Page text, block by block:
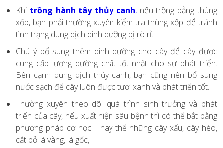
Khi trồng hành tây thủy canh,nếu trồng bằng thùng
xốp, bạn phải thường xuyên kiểm tra thùng xốp để tránh
tình trạng dung dịch dinh dưỡng bị rò rỉ.
Chú ý bổ sung thêm dinh dưỡng cho cây để cây được
cung cấp lượng dưỡng chất tốt nhất cho sự phát triển.
Bên cạnh dung dịch thủy canh, bạn cũng nên bổ sung
nước sạch để cây luôn được tươi xanh và phát triển tốt.
Thường xuyên theo dõi quá trình sinh trưởng và phát
triển của cây, nếu xuất hiện sâu bệnh thì có thể bắt bằng
phương pháp cơ học. Thay thế những cây xấu, cây héo,
cắt bỏ lá vàng, lá gốc,…